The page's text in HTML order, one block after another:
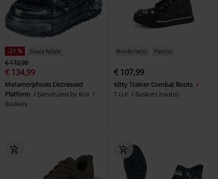
-21 %
Stock faible
€ 172,99
€ 134,99
Metamorphosis Distressed
Platform
Denatured by KOI
Baskets
Broderie(s) Patchs
€ 107,99
Kitty Trainer Combat Boots
T.U.K
Baskets hautes